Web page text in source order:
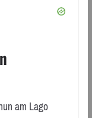
am Lago